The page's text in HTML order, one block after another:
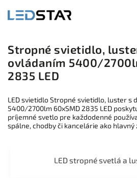
Stropné svietidlo,
ovládaním 5400/
2835 LED
LED svietidlo Stropné svietidlo, luster s
5400/2700lm 60xSMD 2835 LED
príjemné svetlo pre každodenné
spálne, chodby či kancelárie ako
LED stropné svetlá a